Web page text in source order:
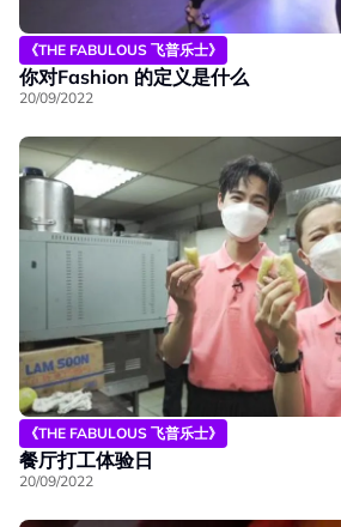
《THE FABULOUS 飞普乐士》
你对Fashion 的定义是什么
20/09/2022
《THE FABULOUS 飞普乐士》
餐厅打工体验日
20/09/2022